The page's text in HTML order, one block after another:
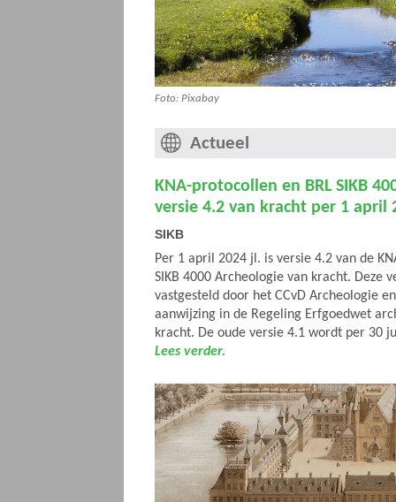
Foto: Pixabay
Actueel
KNA-protocollen en BRL SIKB
versie 4.2 van kracht per 1 april
SIKB
Per 1 april 2024 jl. is versie 4.2 van de
SIKB 4000 Archeologie van kracht. Deze
vastgesteld door het CCvD Archeologie
aanwijzing in de Regeling Erfgoedwet
kracht. De oude versie 4.1 wordt per 30
Lees verder.